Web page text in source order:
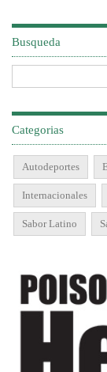
Busqueda
Categorias
Autodeportes
Internacionales
Sabor Latino